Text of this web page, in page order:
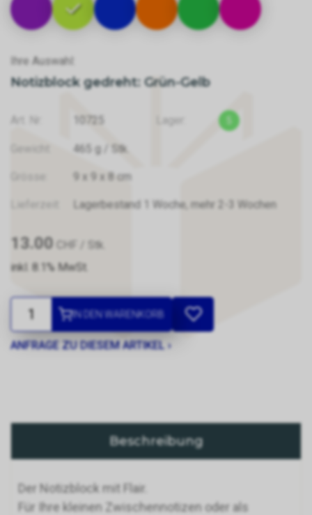
Ihre Auswahl:
Notizblock gedreht: Grün-Gelb
Lager:
Gewicht: 465 g / Stk.
x x 8 cm
Lagerbestand 1 Woche, mehr 2-3 Wochen
13.00 CHF
/ Stk.
inkl. 8.1% MwSt.
IN DEN WARENKORB
ANFRAGE ZU DIESEM ARTIKEL ›
Beschreibung
Der Notizblock mit Flair.
Für Ihre kleinen Zwischennotizen oder als